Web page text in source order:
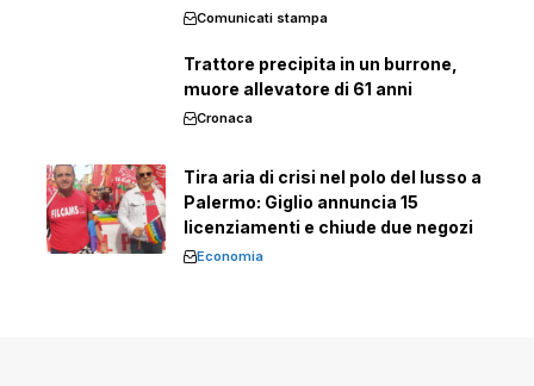
Comunicati stampa
Trattore precipita in un burrone,
muore allevatore di 61 anni
Cronaca
Tira aria di crisi nel polo del lusso a
Palermo: Giglio annuncia 15
licenziamenti e chiude due negozi
Economia